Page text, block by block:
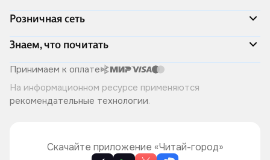
Акции
Доставка и оплата
Программа лояльности
Подарочные сертификаты
Правила продажи
Политика конфиденциальности
Розничная сеть
Адреса магазинов
Книжный Дозор
О компании
Читай-город для бизнеса
Хотите у нас работать?
Знаем, что почитать
Скоро в продаже
Лучшие из лучших
Читай-журнал
Принимаем к оплате
На информационном ресурсе применяются
рекомендательные технологии.
Скачайте приложение «Читай-город»